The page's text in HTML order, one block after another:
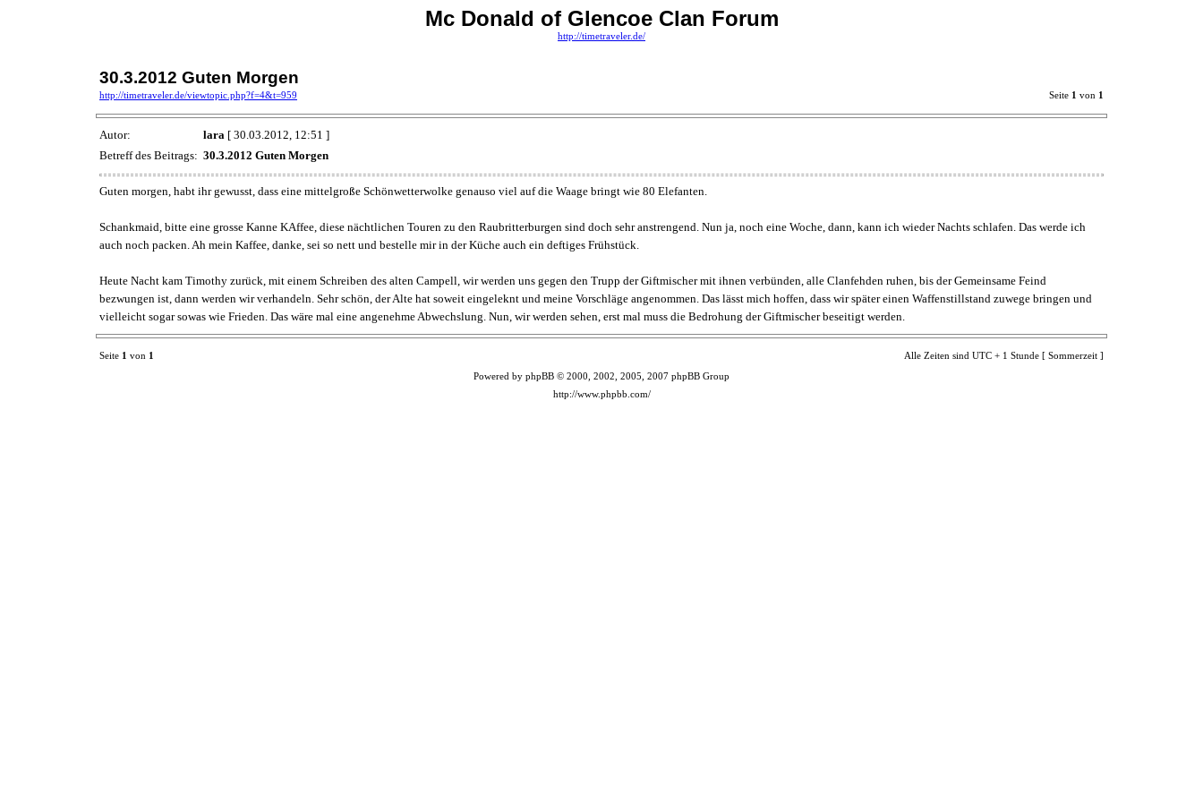
Mc Donald of Glencoe Clan Forum
http://timetraveler.de/
30.3.2012 Guten Morgen
http://timetraveler.de/viewtopic.php?f=4&t=959 Seite 1 von 1
Autor: lara [ 30.03.2012, 12:51 ]
Betreff des Beitrags: 30.3.2012 Guten Morgen
Guten morgen, habt ihr gewusst, dass eine mittelgroße Schönwetterwolke genauso viel auf die Waage bringt wie 80 Elefanten.
Schankmaid, bitte eine grosse Kanne KAffee, diese nächtlichen Touren zu den Raubritterburgen sind doch sehr anstrengend. Nun ja, noch eine Woche, dann, kann ich wieder Nachts schlafen. Das werde ich
auch noch packen. Ah mein Kaffee, danke, sei so nett und bestelle mir in der Küche auch ein deftiges Frühstück.
Heute Nacht kam Timothy zurück, mit einem Schreiben des alten Campell, wir werden uns gegen den Trupp der Giftmischer mit ihnen verbünden, alle Clanfehden ruhen, bis der Gemeinsame Feind
bezwungen ist, dann werden wir verhandeln. Sehr schön, der Alte hat soweit eingeleknt und meine Vorschläge angenommen. Das lässt mich hoffen, dass wir später einen Waffenstillstand zuwege bringen und
vielleicht sogar sowas wie Frieden. Das wäre mal eine angenehme Abwechslung. Nun, wir werden sehen, erst mal muss die Bedrohung der Giftmischer beseitigt werden.
Seite 1 von 1 Alle Zeiten sind UTC + 1 Stunde [ Sommerzeit ]
Powered by phpBB © 2000, 2002, 2005, 2007 phpBB Group
http://www.phpbb.com/